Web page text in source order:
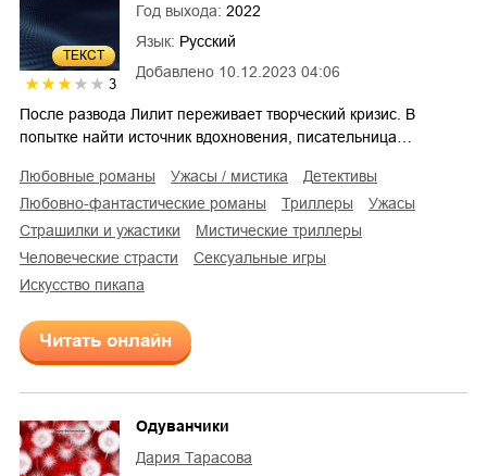
ТЕКСТ
3
Добавлено 10.12.2023 04:06
Год выхода: 2022
Язык: Русский
После развода Лилит переживает творческий кризис. В
попытке найти источник вдохновения, писательница…
любовные романы ужасы / мистика
детективы
любовно-фантастические романы
триллеры
ужасы
страшилки и ужастики
мистические триллеры
человеческие страсти
сексуальные игры
искусство пикапа
Читать онлайн
Одуванчики
Дария Тарасова